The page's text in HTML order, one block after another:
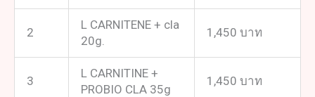
2
L CARNITENE + cla
20g.
1,450 บาท
3
L CARNITINE +
PROBIO CLA 35g
1,450 บาท